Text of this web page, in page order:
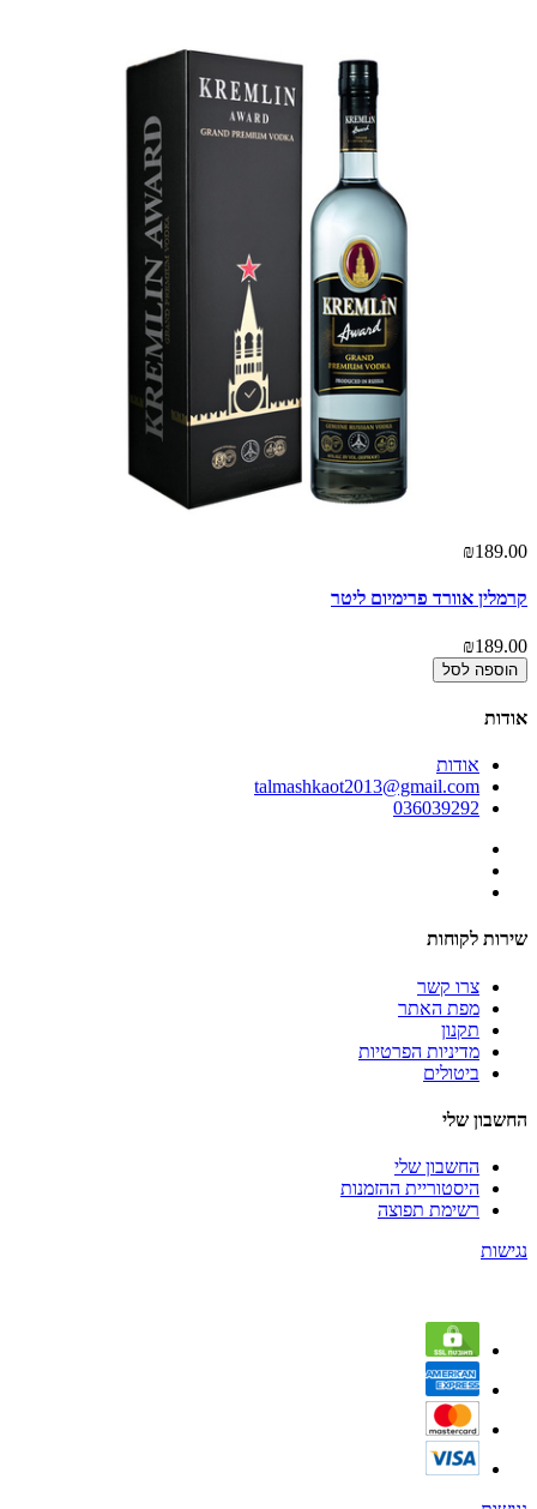
₪189.00
קרמלין אוורד פרימיום ליטר
₪189.00
הוספה לסל
אודות
אודות
talmashkaot2013@gmail.com
036039292
שירות לקוחות
צרו קשר
מפת האתר
תקנון
מדיניות הפרטיות
ביטולים
החשבון שלי
החשבון שלי
היסטוריית ההזמנות
רשימת תפוצה
נגישות